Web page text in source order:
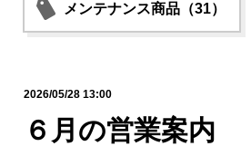
メンテナンス商品（31）
2026/05/28 13:00
６月の営業案内